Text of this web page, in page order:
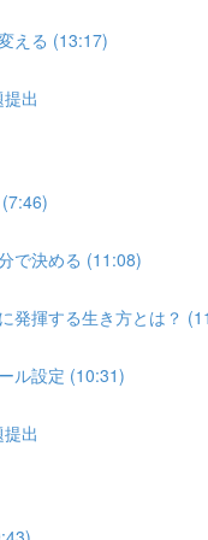
える (13:17)
出
で決める (11:08)
発揮する生き方とは？
ル設定 (10:31)
出